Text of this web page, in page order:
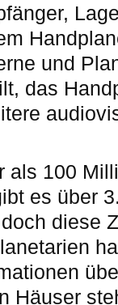
und
das
als 100
es über
diese
Häuser